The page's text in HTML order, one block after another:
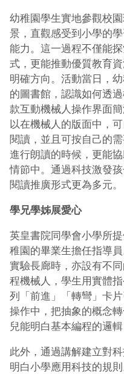
幼稚園學生實地參觀校
景，直觀感受到小學的
能力。這一過程不僅能
式，更能推動優質教育
明確方向。活動當日，
的圖書館，認識如何透
款互動機械人操作界面
以在機械人的版面中，
閱讀，並且可按自己的
進行朗讀的時候，更能
情節中。通過科技激發
閱讀推廣形式更為多元。
學兄學姊展愛心
英皇書院同學會小學所
稚園的畢業生擔任指導
實驗長廊時，亦設有不
程機械人，學生用實體
列「前進」「轉彎」卡
操作中，把抽象的概念
兒能明白基本編程的邏
此外，通過講解建立對
明白小學應用科技的規